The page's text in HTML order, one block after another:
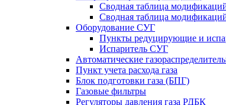
Сводная таблица
Сводная таблица
Оборудование СУГ
Пункты редуцирующие и
Испаритель СУГ
Автоматические
Пункт учета расхода газа
Блок подготовки газа (БПГ)
Газовые фильтры
Регуляторы давления газа РДБК